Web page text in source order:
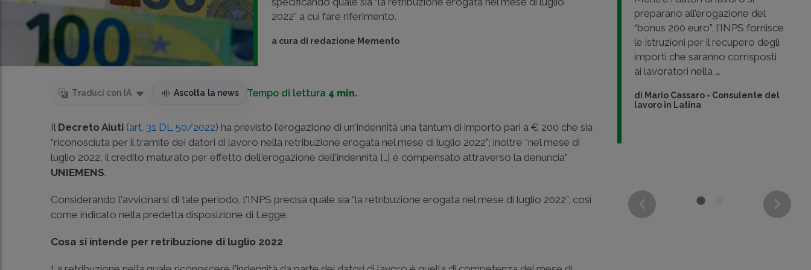
2022” a cui fare riferimento.
a cura di redazione Memento
Traduci con IA Ascolta la news Tempo di lettura 4 min.
Il Decreto Aiuti (art. 31 DL 50/2022) ha previsto l'erogazione di un'indennità una tantum di importo pari a € 200 che sia
“riconosciuta per il tramite dei datori di lavoro nella retribuzione erogata nel mese di luglio 2022”; inoltre “nel mese di
luglio 2022, il credito maturato per effetto dell'erogazione dell'indennità […] è compensato attraverso la denuncia”
UNIEMENS.
Considerando l'avvicinarsi di tale periodo, l'INPS precisa quale sia “la retribuzione erogata nel mese di luglio 2022”, così
come indicato nella predetta disposizione di Legge.
Cosa si intende per retribuzione di luglio 2022
preparano all’erogazione del
“bonus 200 euro”, l’INPS fornisce
le istruzioni per il recupero degli
importi che saranno corrisposti
ai lavoratori nella ..
di Mario Cassaro - Consulente del
lavoro in Latina